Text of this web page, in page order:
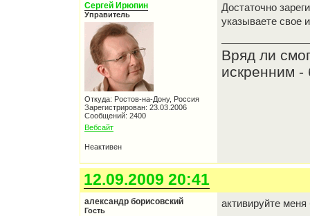
Сергей Ирюпин
Управитель
Откуда: Ростов-на-Дону, Россия
Зарегистрирован: 23.03.2006
Сообщений: 2400
Вебсайт
Достаточно
указываете свое
Вряд ли
искренним -
Неактивен
12.09.2009 20:41
александр борисовский
Гость
активируйте